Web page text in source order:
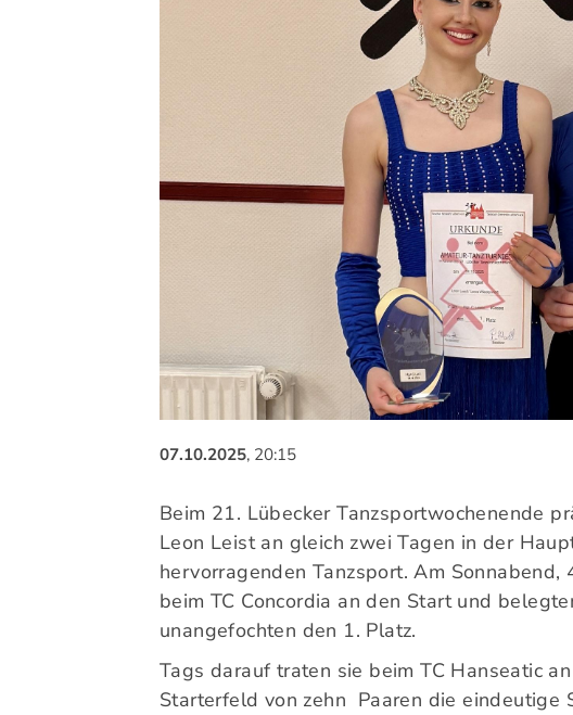
07.10.2025, 20:15
Beim 21. Lübecker Tanzsportwochenende
Leon Leist an gleich zwei Tagen in der
hervorragenden Tanzsport. Am
beim TC Concordia an den Start und
unangefochten den 1. Platz.
Tags darauf traten sie beim TC Hanseatic
Starterfeld von zehn Paaren die eindeutige
Quicklinks
Sportangebote finden
Unser Sportangebot
Ausfälle und Vertretungen
Deutsches Sportabzeichen